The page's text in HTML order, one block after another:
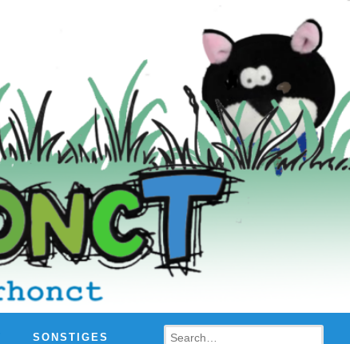
SONSTIGES Search